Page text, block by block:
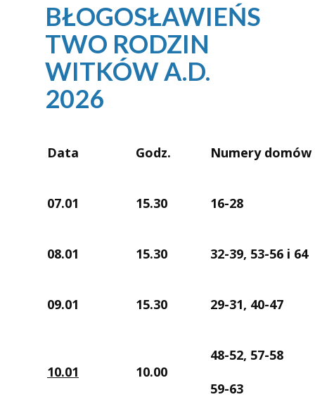
BŁOGOSŁAWIEŃS
TWO RODZIN
WITKÓW A.D.
2026
Data Godz. Numery domów
07.01 15.30 16-28
08.01 15.30 32-39, 53-56 i 64
09.01 15.30 29-31, 40-47
10.01 10.00
48-52, 57-58
59-63